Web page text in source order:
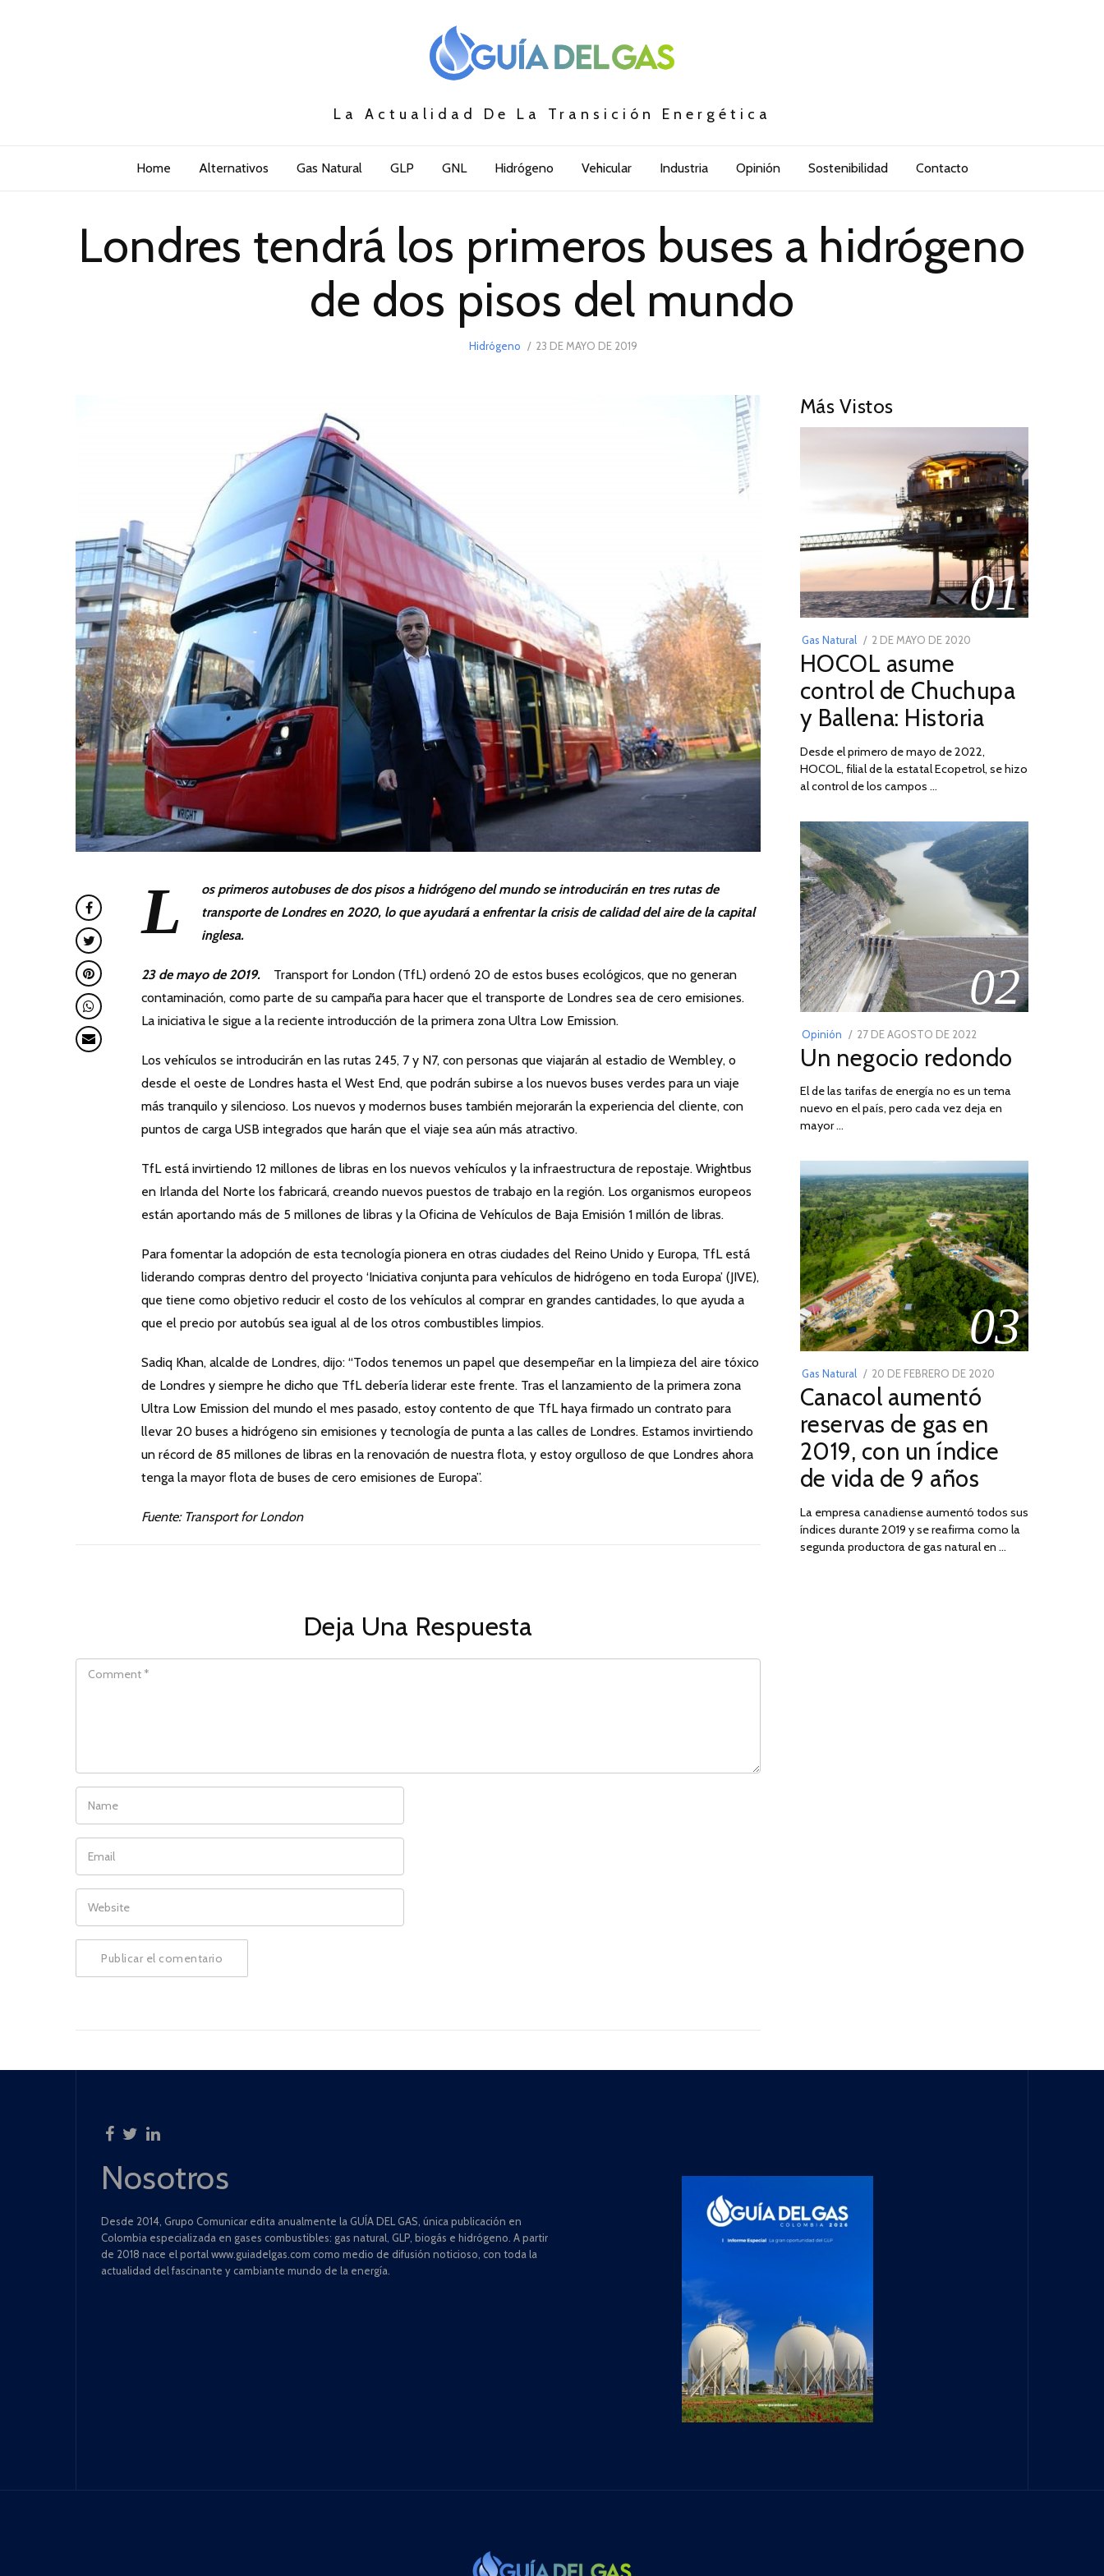
La Actualidad De La Transición Energética
Home Alternativos Gas Natural GLP GNL Hidrógeno Vehicular Industria Opinión Sostenibilidad Contacto
Londres tendrá los primeros buses a hidrógeno
de dos pisos del mundo
Hidrógeno
POSTED
23 DE MAYO DE 2019
L
os primeros autobuses de dos pisos a hidrógeno del mundo se introducirán en tres rutas de
transporte de Londres en 2020, lo que ayudará a enfrentar la crisis de calidad del aire de la capital
inglesa.
23 de mayo de 2019. Transport for London (TfL) ordenó 20 de estos buses ecológicos, que no generan
contaminación, como parte de su campaña para hacer que el transporte de Londres sea de cero emisiones.
La iniciativa le sigue a la reciente introducción de la primera zona Ultra Low Emission.
Los vehículos se introducirán en las rutas 245, 7 y N7, con personas que viajarán al estadio de Wembley, o
desde el oeste de Londres hasta el West End, que podrán subirse a los nuevos buses verdes para un viaje
más tranquilo y silencioso. Los nuevos y modernos buses también mejorarán la experiencia del cliente, con
puntos de carga USB integrados que harán que el viaje sea aún más atractivo.
TfL está invirtiendo 12 millones de libras en los nuevos vehículos y la infraestructura de repostaje. Wrightbus
en Irlanda del Norte los fabricará, creando nuevos puestos de trabajo en la región. Los organismos europeos
están aportando más de 5 millones de libras y la Oficina de Vehículos de Baja Emisión 1 millón de libras.
Para fomentar la adopción de esta tecnología pionera en otras ciudades del Reino Unido y Europa, TfL está
liderando compras dentro del proyecto ‘Iniciativa conjunta para vehículos de hidrógeno en toda Europa’ (JIVE),
que tiene como objetivo reducir el costo de los vehículos al comprar en grandes cantidades, lo que ayuda a
que el precio por autobús sea igual al de los otros combustibles limpios.
Sadiq Khan, alcalde de Londres, dijo: “Todos tenemos un papel que desempeñar en la limpieza del aire tóxico
de Londres y siempre he dicho que TfL debería liderar este frente. Tras el lanzamiento de la primera zona
Ultra Low Emission del mundo el mes pasado, estoy contento de que TfL haya firmado un contrato para
llevar 20 buses a hidrógeno sin emisiones y tecnología de punta a las calles de Londres. Estamos invirtiendo
un récord de 85 millones de libras en la renovación de nuestra flota, y estoy orgulloso de que Londres ahora
tenga la mayor flota de buses de cero emisiones de Europa”.
Fuente: Transport for London
Deja Una Respuesta
COMMENT
NAME
EMAIL
WEBSITE
Más Vistos
01
Gas Natural
POSTED
ON
2 DE MAYO DE 2020
DE
2026
HOCOL asume
control de Chuchupa
y Ballena: Historia
Desde el primero de mayo de 2022,
HOCOL, filial de la estatal Ecopetrol, se hizo
al control de los campos …
02
Opinión
POSTED
ON
27 DE AGOSTO DE 2022
DE
DE
2022
Un negocio redondo
El de las tarifas de energía no es un tema
nuevo en el país, pero cada vez deja en
mayor …
03
Gas Natural
POSTED
ON
20 DE FEBRERO DE 2020
2025
Canacol aumentó
reservas de gas en
2019, con un índice
de vida de 9 años
La empresa canadiense aumentó todos sus
índices durante 2019 y se reafirma como la
segunda productora de gas natural en …
Nosotros
Desde 2014, Grupo Comunicar edita anualmente la GUÍA DEL GAS, única publicación en
Colombia especializada en gases combustibles: gas natural, GLP, biogás e hidrógeno. A partir
de 2018 nace el portal www.guiadelgas.com como medio de difusión noticioso, con toda la
actualidad del fascinante y cambiante mundo de la energía.